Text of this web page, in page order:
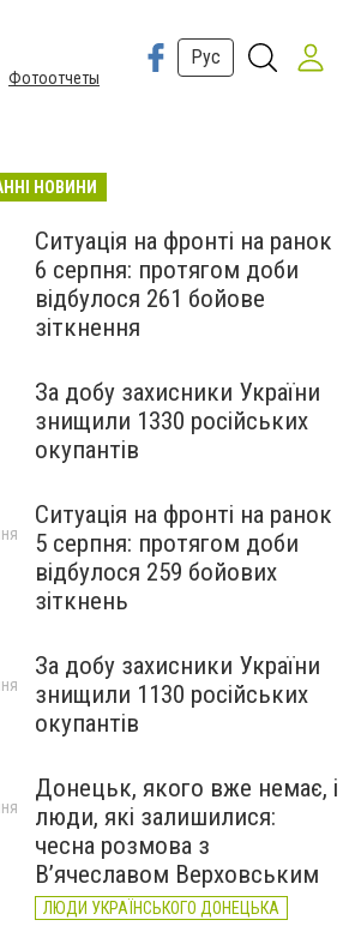
Фотоотчеты
Рус
НОВИНИ
Ситуація на фронті на ранок
6 серпня: протягом доби
відбулося 261 бойове
зіткнення
За добу захисники України
знищили 1330 російських
окупантів
Ситуація на фронті на ранок
5 серпня: протягом доби
відбулося 259 бойових
зіткнень
За добу захисники України
знищили 1130 російських
окупантів
Донецьк, якого вже немає, і
люди, які залишилися:
чесна розмова з
В’ячеславом Верховським
ЛЮДИ УКРАЇНСЬКОГО ДОНЕЦЬКА